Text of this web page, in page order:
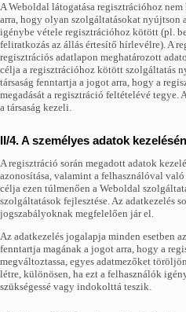
A Weboldal látogatása regisztrációhoz
arra, hogy olyan szolgáltatásokat nyújtson
igénybe vétele regisztrációhoz kötött (pl.
feliratkozás az állás értesítő hírlevélre). A
regisztrációs adatlapon meghatározott
célja a regisztrációhoz kötött szolgáltatás
társaság fenntartja a jogot arra, hogy a
megadását a regisztráció feltételévé tegye.
a társaság kezeli.
II/4. A személyes adatok
A regisztráció során megadott adatok
azonosítása, valamint a felhasználóval
célja ezen túlmenően a Weboldal
szolgáltatások fejlesztése. Az adatkezelés
jogszabályoknak megfelelően jár el.
Az adatkezelés jogalapja minden esetben
fenntartja magának a jogot arra, hogy a
megváltoztassa, egyes adatmezőket
létre, különösen, ha ezt a felhasználók
szükségessé vagy indokolttá teszik.